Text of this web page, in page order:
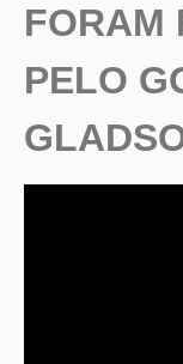
FORAM
PELO